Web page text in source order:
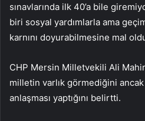
sınavlarında ilk 40’a bile
biri sosyal yardımlarla ama
karnını doyurabilmesine mal
CHP Mersin Milletvekili Ali Mahir
milletin varlık görmediğini
anlaşması yaptığını belirtti.